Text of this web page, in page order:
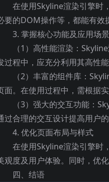
在使用Skyline渲染引擎时
要的DOM操作等，都能有效
3. 掌握核心功能及应用场景
（1）高性能渲染：
过程中，应充分利用其高性
（2）丰富的组件库：
面。在使用过程中，需根据
（3）强大的交互功能：
过合理的交互设计提高用户的
4. 优化页面布局与样式
在使用Skyline渲染引擎时
观度及用户体验。同时，优
四、结语